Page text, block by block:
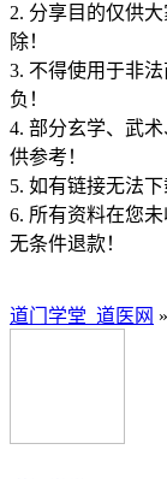
2. 分享目的仅供
除！
3. 不得使用于非
负！
4. 部分玄学、武
供参考！
5. 如有链接无法
6. 所有资料在您
无条件退款！
道门学堂_道医网 »